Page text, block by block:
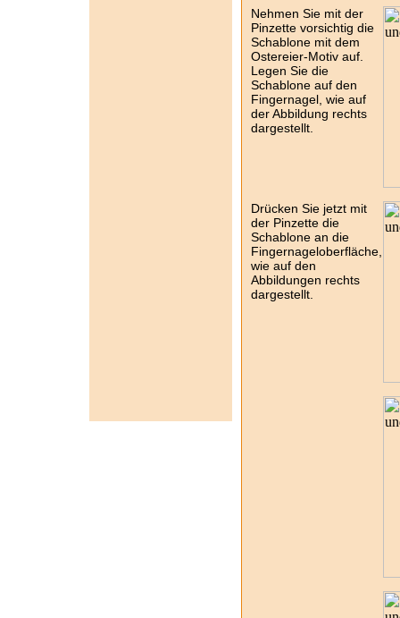
Nehmen Sie mit der
Pinzette vorsichtig die
Schablone mit dem
Ostereier-Motiv auf.
Legen Sie die
Schablone auf den
Fingernagel, wie auf
der Abbildung rechts
dargestellt.
Drücken Sie jetzt mit
der Pinzette die
Schablone an die
Fingernageloberfläche,
wie auf den
Abbildungen rechts
dargestellt.